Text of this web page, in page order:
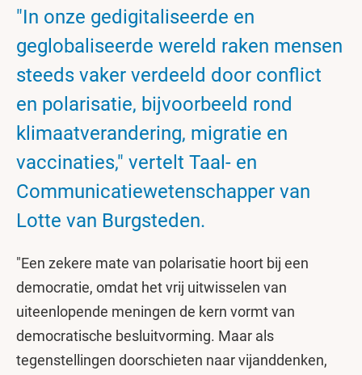
"In onze gedigitaliseerde en
geglobaliseerde wereld raken mensen
steeds vaker verdeeld door conflict
en polarisatie, bijvoorbeeld rond
klimaatverandering, migratie en
vaccinaties," vertelt Taal- en
Communicatiewetenschapper van
Lotte van Burgsteden.
"Een zekere mate van polarisatie hoort bij een
democratie, omdat het vrij uitwisselen van
uiteenlopende meningen de kern vormt van
democratische besluitvorming. Maar als
tegenstellingen doorschieten naar vijanddenken,